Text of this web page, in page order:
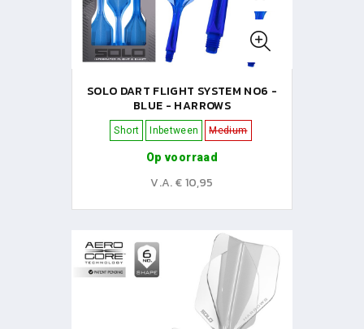
SOLO DART FLIGHT SYSTEM NO6 -
BLUE - HARROWS
Short Inbetween Medium
Op voorraad
V.A. € 10,95